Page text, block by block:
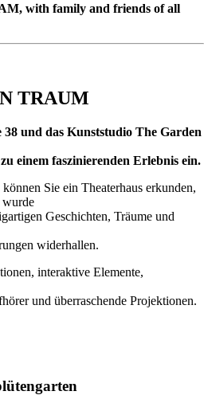
with family and friends of all
TRAUM
und das Kunststudio The Garden
einem faszinierenden Erlebnis ein.
Sie ein Theaterhaus erkunden,
wurde
Geschichten, Träume und
widerhallen.
interaktive Elemente,
und überraschende Projektionen.